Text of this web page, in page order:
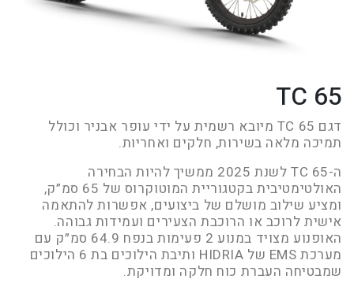
TC 65
דגם TC 65 מיובא רשמית על ידי עופר אבניר וכולל
תמיכה מלאה בשירות, חלקים ואחריות.
ה-TC 65 לשנת 2025 ממשיך להיות הבחירה
האולטימטיבית בקטגוריית המוטוקרוס של 65 סמ”ק,
ומציע שילוב מושלם של ביצועים, אפשרות להתאמה
אישית לרוכב או הרוכבת הצעירים ועמידות גבוהה.
האופנוע מצויד במנוע 2 פעימות בנפח 64.9 סמ״ק עם
מערכת EMS של HIDRIA ותיבת הילוכים בת 6 הילוכים
שמבטיחה העברת כוח חלקה ומדויקת.